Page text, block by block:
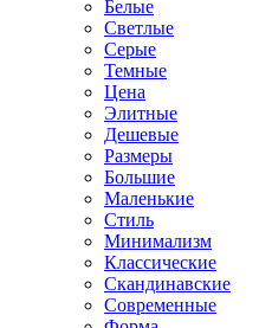
Белые
Светлые
Серые
Темные
Цена
Элитные
Дешевые
Размеры
Большие
Маленькие
Стиль
Минимализм
Классические
Скандинавские
Современные